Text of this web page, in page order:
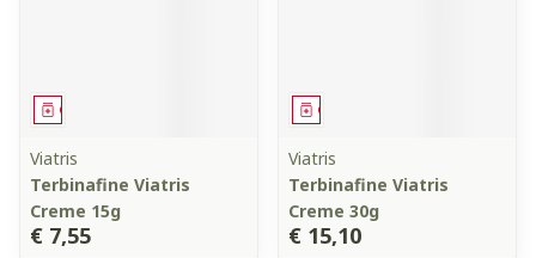
Geneesmiddel
Viatris
Terbinafine Viatris
Creme 15g
€ 7,55
Geneesmiddel
Viatris
Terbinafine Viatris
Creme 30g
€ 15,10